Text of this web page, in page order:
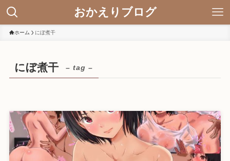
おかえりブログ
ホーム にぼ煮干
にぼ煮干 – tag –